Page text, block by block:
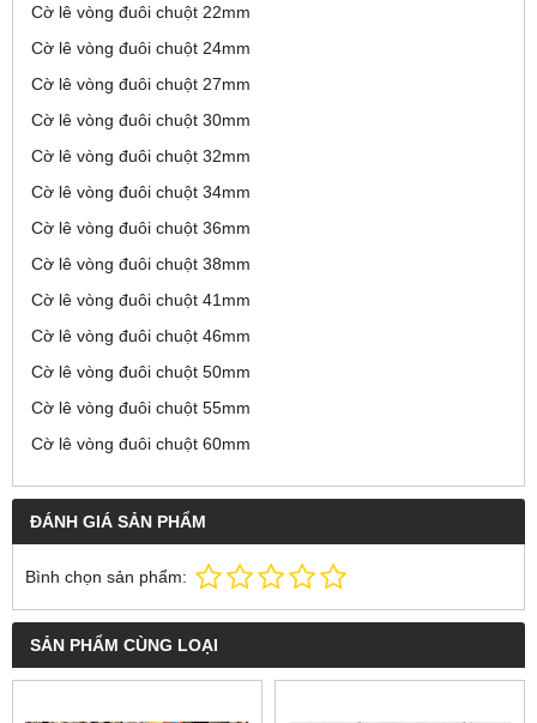
Cờ lê vòng đuôi chuột 22mm
Cờ lê vòng đuôi chuột 24mm
Cờ lê vòng đuôi chuột 27mm
Cờ lê vòng đuôi chuột 30mm
Cờ lê vòng đuôi chuột 32mm
Cờ lê vòng đuôi chuột 34mm
Cờ lê vòng đuôi chuột 36mm
Cờ lê vòng đuôi chuột 38mm
Cờ lê vòng đuôi chuột 41mm
Cờ lê vòng đuôi chuột 46mm
Cờ lê vòng đuôi chuột 50mm
Cờ lê vòng đuôi chuột 55mm
Cờ lê vòng đuôi chuột 60mm
ĐÁNH GIÁ SẢN PHẨM
Bình chọn sản phẩm:
SẢN PHẨM CÙNG LOẠI